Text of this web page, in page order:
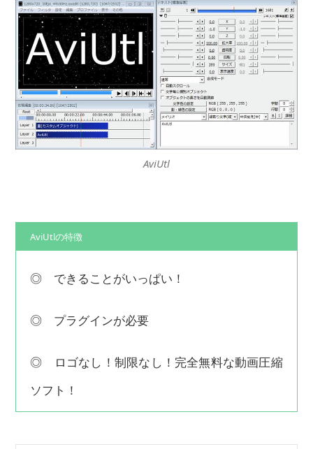
AviUtl
AviUtlの特徴
◎ できることがいっぱい！
◎ プラグインが必要
◎ ロゴなし！制限なし！完全無料な動画圧縮
ソフト！